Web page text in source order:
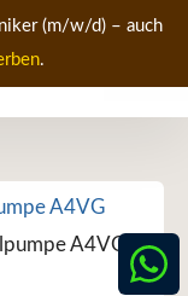
(m/w/d) – auch
.
A4VG
A4VG